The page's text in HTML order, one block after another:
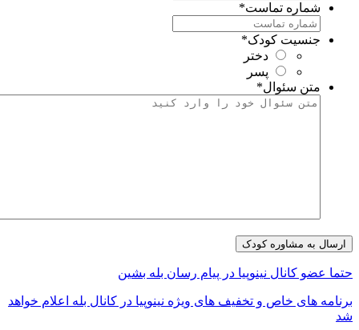
شماره تماست*
جنسیت کودک*
دختر
پسر
متن سئوال *
عضو کانال نینوپیا در پیام رسان بله بشین
های خاص و تخفیف های ویژه نینوپیا در کانال بله اعلام خواهد